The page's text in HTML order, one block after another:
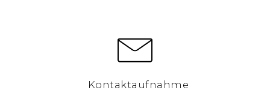
Kontaktaufnahme